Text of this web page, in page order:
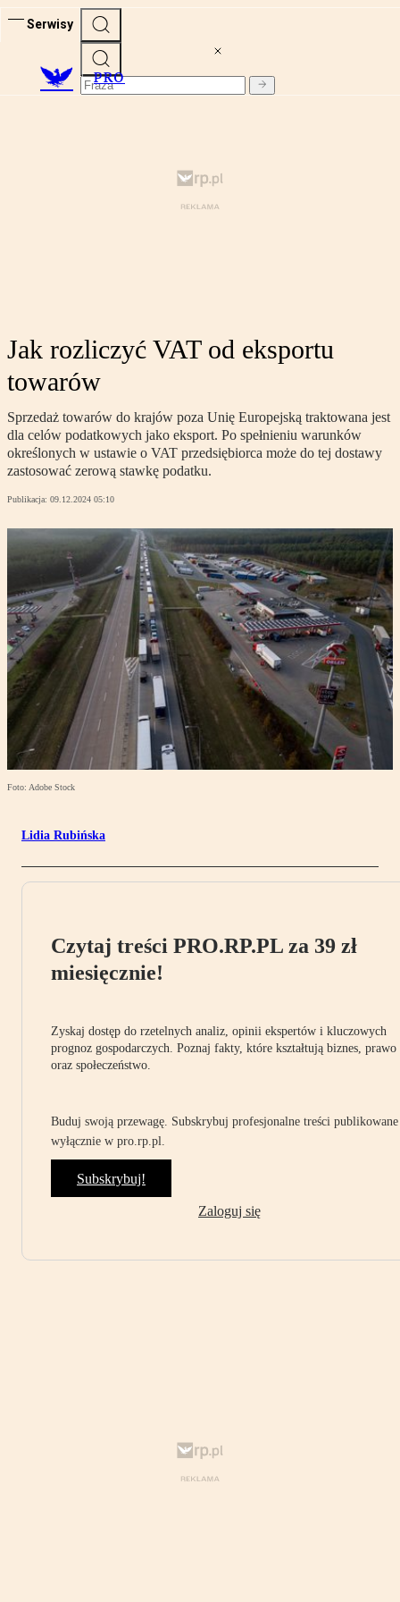
Serwisy
PRO
Jak rozliczyć VAT od eksportu
towarów
Sprzedaż towarów do krajów poza Unię Europejską traktowana jest
dla celów podatkowych jako eksport. Po spełnieniu warunków
określonych w ustawie o VAT przedsiębiorca może do tej dostawy
zastosować zerową stawkę podatku.
Publikacja: 09.12.2024 05:10
Foto: Adobe Stock
Lidia Rubińska
Czytaj treści PRO.RP.PL za 39 zł
miesięcznie!
Zyskaj dostęp do rzetelnych analiz, opinii ekspertów i kluczowych
prognoz gospodarczych. Poznaj fakty, które kształtują biznes, prawo
oraz społeczeństwo.
Buduj swoją przewagę. Subskrybuj profesjonalne treści publikowane
wyłącznie w pro.rp.pl.
Subskrybuj!
Zaloguj się